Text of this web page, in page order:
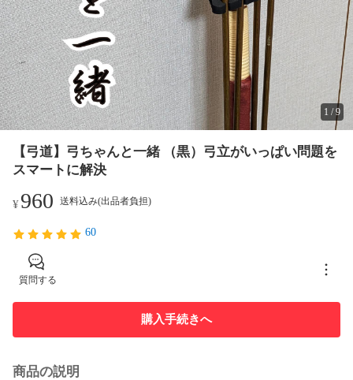
1 /9
【弓道】弓ちゃんと一緒 （黒）弓立がいっぱい問題を
スマートに解決
¥960 送料込み(出品者負担)
60
質問する
購入手続きへ
商品の説明